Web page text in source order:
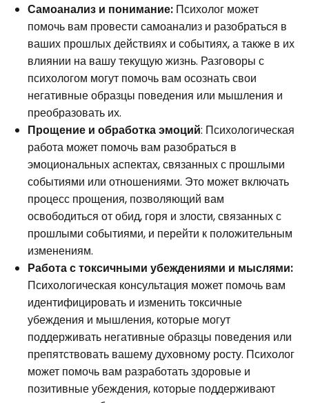
Самоанализ и понимание: Психолог может
помочь вам провести самоанализ и разобраться в
ваших прошлых действиях и событиях, а также в их
влиянии на вашу текущую жизнь. Разговоры с
психологом могут помочь вам осознать свои
негативные образцы поведения или мышления и
преобразовать их.
Прощение и обработка эмоций: Психологическая
работа может помочь вам разобраться в
эмоциональных аспектах, связанных с прошлыми
событиями или отношениями. Это может включать
процесс прощения, позволяющий вам
освободиться от обид, горя и злости, связанных с
прошлыми событиями, и перейти к положительным
изменениям.
Работа с токсичными убеждениями и мыслями:
Психологическая консультация может помочь вам
идентифицировать и изменить токсичные
убеждения и мышления, которые могут
поддерживать негативные образцы поведения или
препятствовать вашему духовному росту. Психолог
может помочь вам разработать здоровые и
позитивные убеждения, которые поддерживают